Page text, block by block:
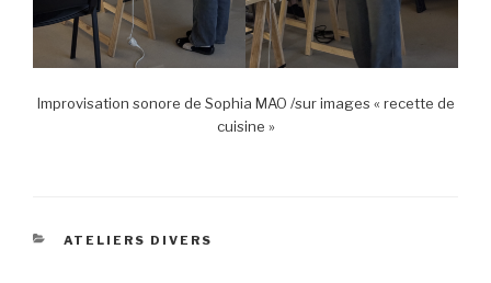
Improvisation sonore de Sophia MAO /sur images « recette de
cuisine »
CATÉGORIES
ATELIERS DIVERS